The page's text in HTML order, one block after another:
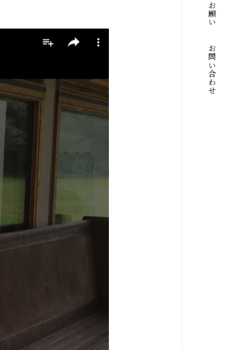
お問い合わせ